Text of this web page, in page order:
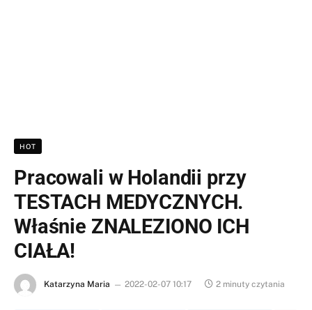
HOT
Pracowali w Holandii przy
TESTACH MEDYCZNYCH.
Właśnie ZNALEZIONO ICH
CIAŁA!
Katarzyna Maria 2022-02-07 10:17 2 minuty czytania